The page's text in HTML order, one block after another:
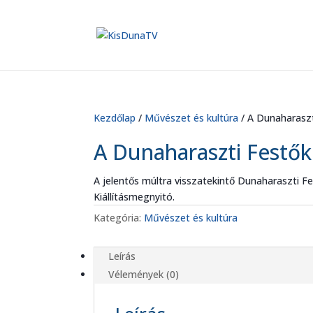
Kezdőlap / Művészet és kultúra / A
A Dunaharaszti
A jelentős múltra visszatekintő Dunaharaszti
Kiállításmegnyitó.
Kategória: Művészet és kultúra
Leírás
Vélemények (0)